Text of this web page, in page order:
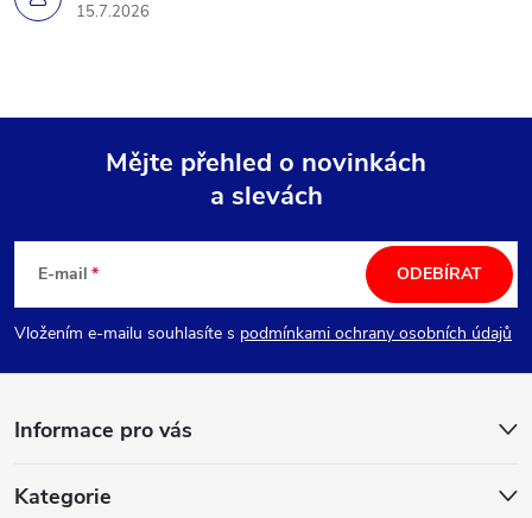
15.7.2026
p
a
Mějte přehled o novinkách
a slevách
E-mail
Vložením e-mailu souhlasíte s podmínkami ochrany osobních údajů
ODEBÍRAT
Informace pro vás
Kategorie